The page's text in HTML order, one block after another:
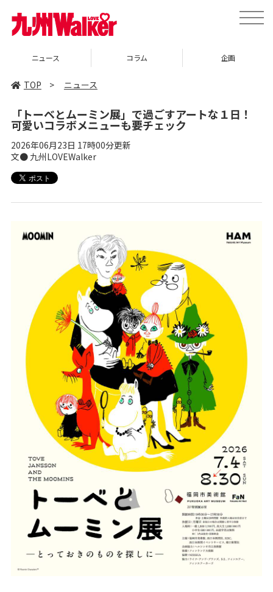
toggle
ニュース コラム 企画
TOP > ニュース
「トーベとムーミン展」で過ごすアートな１日！
可愛いコラボメニューも要チェック
2026年06月23日 17時00分更新
文● 九州LOVEWalker